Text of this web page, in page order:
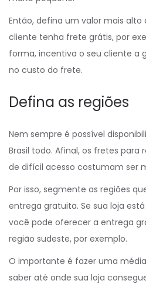
Então, defina um valor mais
cliente tenha frete grátis, por
forma, incentiva o seu cliente a
no custo do frete.
Defina as regiões
Nem sempre é possível
Brasil todo. Afinal, os fretes para
de difícil acesso costumam ser
Por isso, segmente as regiões
entrega gratuita. Se sua loja
você pode oferecer a entrega
região sudeste, por exemplo.
O importante é fazer uma
saber até onde sua loja